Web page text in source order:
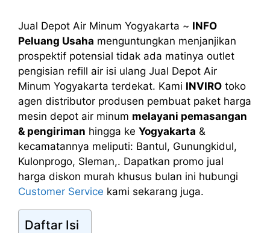
Jual Depot Air Minum Yogyakarta ~ INFO
Peluang Usaha menguntungkan menjanjikan
prospektif potensial tidak ada matinya outlet
pengisian refill air isi ulang Jual Depot Air
Minum Yogyakarta terdekat. Kami INVIRO toko
agen distributor produsen pembuat paket harga
mesin depot air minum melayani pemasangan
& pengiriman hingga ke Yogyakarta &
kecamatannya meliputi: Bantul, Gunungkidul,
Kulonprogo, Sleman,. Dapatkan promo jual
harga diskon murah khusus bulan ini hubungi
Customer Service kami sekarang juga.
Daftar Isi